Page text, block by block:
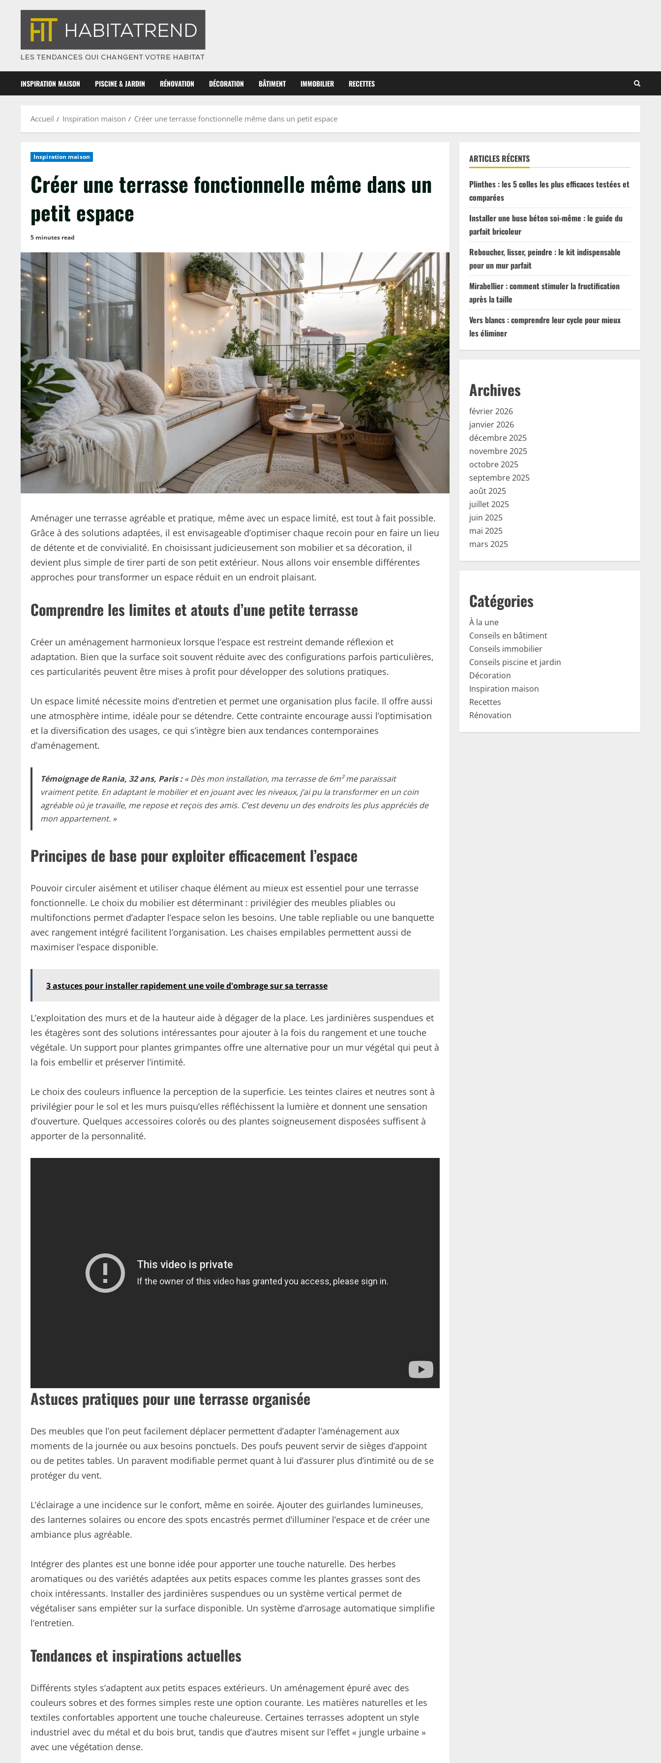
INSPIRATION MAISON PISCINE & JARDIN RÉNOVATION DÉCORATION BÂTIMENT IMMOBILIER RECETTES
Accueil Inspiration maison Créer une terrasse fonctionnelle même dans un petit espace
Inspiration maison
Créer une terrasse fonctionnelle même dans un
petit espace
5 minutes read
Aménager une terrasse agréable et pratique, même avec un espace limité, est tout à fait possible.
Grâce à des solutions adaptées, il est envisageable d’optimiser chaque recoin pour en faire un lieu
de détente et de convivialité. En choisissant judicieusement son mobilier et sa décoration, il
devient plus simple de tirer parti de son petit extérieur. Nous allons voir ensemble différentes
approches pour transformer un espace réduit en un endroit plaisant.
Comprendre les limites et atouts d’une petite terrasse
Créer un aménagement harmonieux lorsque l’espace est restreint demande réflexion et
adaptation. Bien que la surface soit souvent réduite avec des configurations parfois particulières,
ces particularités peuvent être mises à profit pour développer des solutions pratiques.
Un espace limité nécessite moins d’entretien et permet une organisation plus facile. Il offre aussi
une atmosphère intime, idéale pour se détendre. Cette contrainte encourage aussi l’optimisation
et la diversification des usages, ce qui s’intègre bien aux tendances contemporaines
d’aménagement.
Témoignage de Rania, 32 ans, Paris :« Dès mon installation, ma terrasse de 6m² me paraissait
vraiment petite. En adaptant le mobilier et en jouant avec les niveaux, j’ai pu la transformer en un coin
agréable où je travaille, me repose et reçois des amis. C’est devenu un des endroits les plus appréciés de
mon appartement. »
Principes de base pour exploiter efficacement l’espace
Pouvoir circuler aisément et utiliser chaque élément au mieux est essentiel pour une terrasse
fonctionnelle. Le choix du mobilier est déterminant : privilégier des meubles pliables ou
multifonctions permet d’adapter l’espace selon les besoins. Une table repliable ou une banquette
avec rangement intégré facilitent l’organisation. Les chaises empilables permettent aussi de
maximiser l’espace disponible.
3 astuces pour installer rapidement une voile d'ombrage sur sa terrasse
L’exploitation des murs et de la hauteur aide à dégager de la place. Les jardinières suspendues et
les étagères sont des solutions intéressantes pour ajouter à la fois du rangement et une touche
végétale. Un support pour plantes grimpantes offre une alternative pour un mur végétal qui peut à
la fois embellir et préserver l’intimité.
Le choix des couleurs influence la perception de la superficie. Les teintes claires et neutres sont à
privilégier pour le sol et les murs puisqu’elles réfléchissent la lumière et donnent une sensation
d’ouverture. Quelques accessoires colorés ou des plantes soigneusement disposées suffisent à
apporter de la personnalité.
Astuces pratiques pour une terrasse organisée
Des meubles que l’on peut facilement déplacer permettent d’adapter l’aménagement aux
moments de la journée ou aux besoins ponctuels. Des poufs peuvent servir de sièges d’appoint
ou de petites tables. Un paravent modifiable permet quant à lui d’assurer plus d’intimité ou de se
protéger du vent.
L’éclairage a une incidence sur le confort, même en soirée. Ajouter des guirlandes lumineuses,
des lanternes solaires ou encore des spots encastrés permet d’illuminer l’espace et de créer une
ambiance plus agréable.
Intégrer des plantes est une bonne idée pour apporter une touche naturelle. Des herbes
aromatiques ou des variétés adaptées aux petits espaces comme les plantes grasses sont des
choix intéressants. Installer des jardinières suspendues ou un système vertical permet de
végétaliser sans empiéter sur la surface disponible. Un système d’arrosage automatique simplifie
l’entretien.
Tendances et inspirations actuelles
Différents styles s’adaptent aux petits espaces extérieurs. Un aménagement épuré avec des
couleurs sobres et des formes simples reste une option courante. Les matières naturelles et les
textiles confortables apportent une touche chaleureuse. Certaines terrasses adoptent un style
industriel avec du métal et du bois brut, tandis que d’autres misent sur l’effet « jungle urbaine »
avec une végétation dense.
ARTICLES RÉCENTS
Plinthes : les 5 colles les plus efficaces testées et
comparées
Installer une buse béton soi-même : le guide du
parfait bricoleur
Reboucher, lisser, peindre : le kit indispensable
pour un mur parfait
Mirabellier : comment stimuler la fructification
après la taille
Vers blancs : comprendre leur cycle pour mieux
les éliminer
Archives
février 2026
janvier 2026
décembre 2025
novembre 2025
octobre 2025
septembre 2025
août 2025
juillet 2025
juin 2025
mai 2025
mars 2025
Catégories
À la une
Conseils en bâtiment
Conseils immobilier
Conseils piscine et jardin
Décoration
Inspiration maison
Recettes
Rénovation